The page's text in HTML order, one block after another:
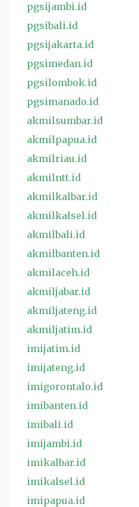
pgsijambi.id
pgsibali.id
pgsijakarta.id
pgsimedan.id
pgsilombok.id
pgsimanado.id
akmilsumbar.id
akmilpapua.id
akmilriau.id
akmilntt.id
akmilkalbar.id
akmilkalsel.id
akmilbali.id
akmilbanten.id
akmilaceh.id
akmiljabar.id
akmiljateng.id
akmiljatim.id
imijatim.id
imijateng.id
imigorontalo.id
imibanten.id
imibali.id
imijambi.id
imikalbar.id
imikalsel.id
imipapua.id